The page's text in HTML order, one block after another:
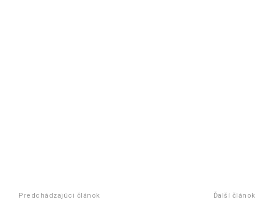
Predchádzajúci článok Ďalší článok